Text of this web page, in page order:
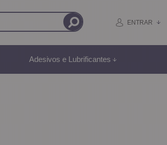
ENTRAR
Adesivos e Lubrificantes